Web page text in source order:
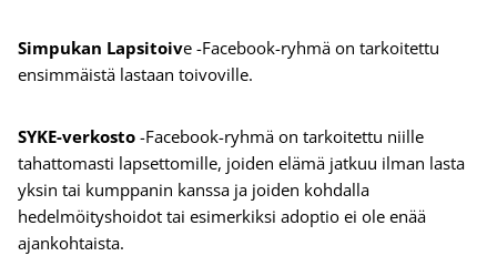
Simpukan Lapsitoive -Facebook-ryhmä on tarkoitettu
ensimmäistä lastaan toivoville.
SYKE-verkosto -Facebook-ryhmä on tarkoitettu niille
tahattomasti lapsettomille, joiden elämä jatkuu ilman lasta
yksin tai kumppanin kanssa ja joiden kohdalla
hedelmöityshoidot tai esimerkiksi adoptio ei ole enää
ajankohtaista.